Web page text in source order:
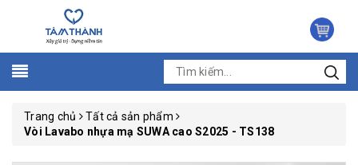
Trang chủ
Tất cả sản phẩm
Vòi Lavabo nhựa mạ SUWA cao S2025 - TS138